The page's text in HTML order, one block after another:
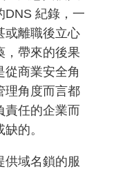
DNS 紀錄，一
或離職後立心
，帶來的後果
從商業安全角
理角度而言都
責任的企業而
的。
供域名鎖的服